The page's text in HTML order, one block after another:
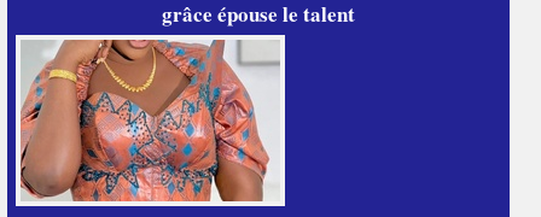
grâce épouse le talent